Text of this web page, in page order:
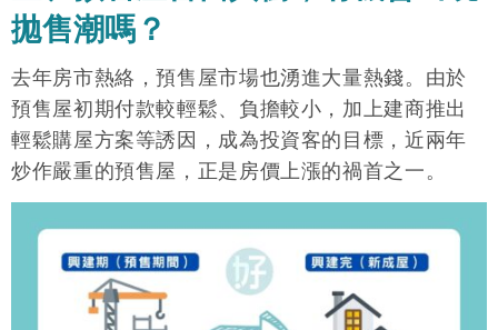
拋售潮嗎？
去年房市熱絡，預售屋市場也湧進大量熱錢。由於
預售屋初期付款較輕鬆、負擔較小，加上建商推出
輕鬆購屋方案等誘因，成為投資客的目標，近兩年
炒作嚴重的預售屋，正是房價上漲的禍首之一。